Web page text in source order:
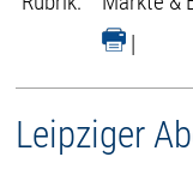
|
Leipziger